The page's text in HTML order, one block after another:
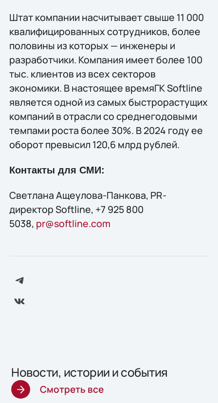
Штат компании насчитывает свыше 11 000
квалифицированных сотрудников, более
половины из которых — инженеры и
разработчики. Компания имеет более 100
тыс. клиентов из всех секторов
экономики. В настоящее времяГК Softline
является одной из самых быстрорастущих
компаний в отрасли со среднегодовыми
темпами роста более 30%. В 2024 году ее
оборот превысил 120,6 млрд рублей.
Контакты для СМИ:
Светлана Ащеулова-Панкова, PR-
директор Softline, +7 925 800
5038, pr@softline.com
Новости, истории и события
Смотреть все